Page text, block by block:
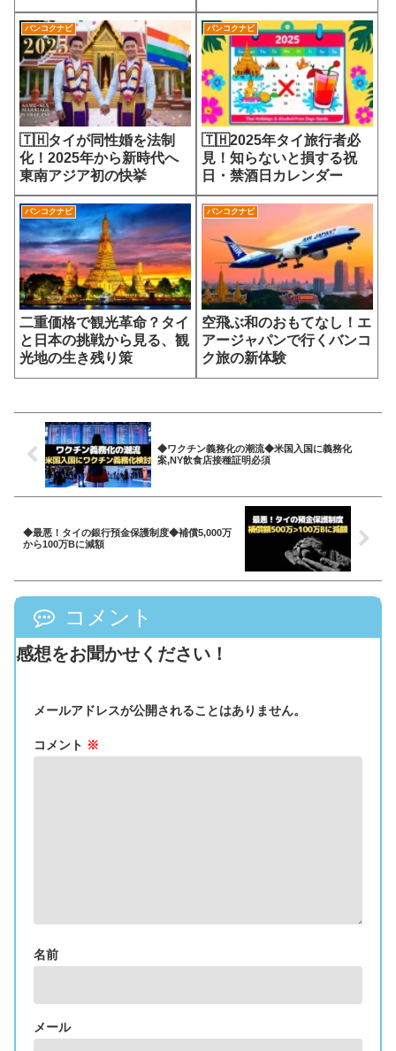
バンコクナビ
🇹🇭タイが同性婚を法制
化！2025年から新時代へ
東南アジア初の快挙
バンコクナビ
🇹🇭2025年タイ旅行者必
見！知らないと損する祝
日・禁酒日カレンダー
バンコクナビ
二重価格で観光革命？タイ
と日本の挑戦から見る、観
光地の生き残り策
バンコクナビ
空飛ぶ和のおもてなし！エ
アージャパンで行くバンコ
ク旅の新体験
◆ワクチン義務化の潮流◆米国入国に義務化
案,NY飲食店接種証明必須
◆最悪！タイの銀行預金保護制度◆補償5,000万
から100万Bに減額
コメント
感想をお聞かせください！
メールアドレスが公開されることはありません。
コメント ※
名前
メール